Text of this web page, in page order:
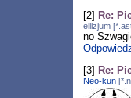
[2] Re:
ellizjum
no
[3] Re:
Neo-kun